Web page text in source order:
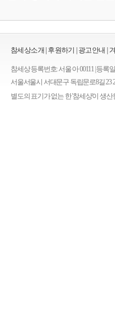
참세상소개 후원하기 광고안내
참세상 등록번호: 서울 아 00111 | 등록
서울서울시 서대문구 독립문로8길 23
별도의 표기가 없는 한 '참세상'이 생